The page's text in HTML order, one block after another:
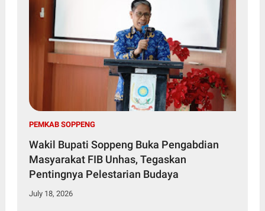
PEMKAB SOPPENG
Wakil Bupati Soppeng Buka Pengabdian
Masyarakat FIB Unhas, Tegaskan
Pentingnya Pelestarian Budaya
July 18, 2026